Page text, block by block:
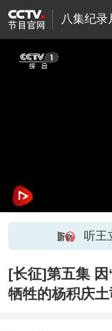
八集纪录
听王
[长征]第五集
牺牲的杨积庆土